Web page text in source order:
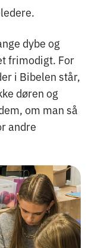
dybe og
frimodigt. For
i Bibelen står,
døren og
om man så
andre